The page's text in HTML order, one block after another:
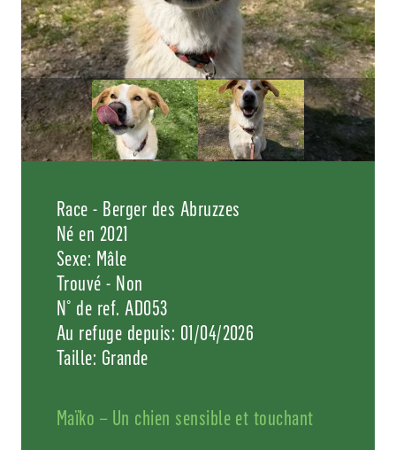
Race - Berger des Abruzzes
Né en 2021
Sexe: Mâle
Trouvé - Non
N° de ref. AD053
Au refuge depuis: 01/04/2026
Taille: Grande
Maïko – Un chien sensible et touchant